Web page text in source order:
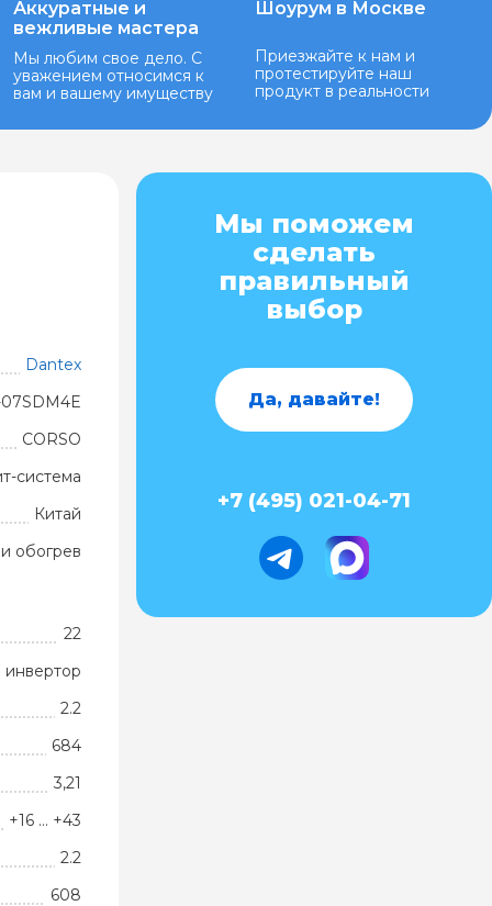
Аккуратные и
вежливые мастера
Мы любим свое дело. С
уважением относимся к
вам и вашему имуществу
Шоурум в Москве
Приезжайте к нам и
протестируйте наш
продукт в реальности
Dantex
CORSO
система
Китай
обогрев
22
2.2
684
3,21
+16 … +43
2.2
608
Мы поможем
сделать
правильный
выбор
Да, давайте!
+7 (495) 021-04-71